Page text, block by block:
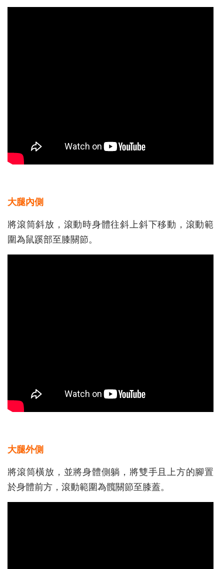
大腿內側
將滾筒斜放，滾動時身體往斜上斜下移動，滾動範
圍為鼠蹊部至膝關節。
大腿外側
將滾筒橫放，並將身體側躺，將雙手且上方的腳置
於身體前方，滾動範圍為髖關節至膝蓋。